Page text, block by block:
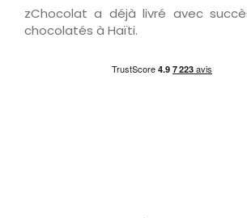
zChocolat a déjà livré avec
chocolatés à Haïti.